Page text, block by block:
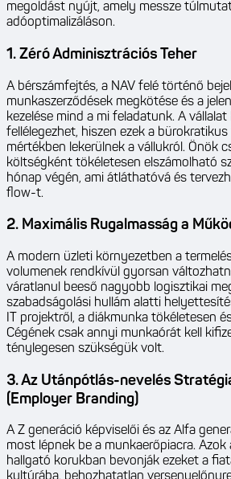
megoldást nyújt, amely messze
adóoptimalizáláson.
1. Zéró Adminisztrációs Teher
A bérszámfejtés, a NAV felé történő
munkaszerződések megkötése és a
kezelése mind a mi feladatunk. A
fellélegezhet, hiszen ezek a
mértékben lekerülnek a vállukról. Önök
költségként tökéletesen elszámolható
hónap végén, ami átláthatóvá és
flow-t.
2. Maximális Rugalmasság a
A modern üzleti környezetben a
volumenek rendkívül gyorsan
váratlanul beeső nagyobb logisztikai
szabadságolási hullám alatti
IT projektről, a diákmunka tökéletesen
Cégének csak annyi munkaórát kell
ténylegesen szükségük volt.
3. Az Utánpótlás-nevelés
(Employer Branding)
A Z generáció képviselői és az Alfa
most lépnek be a munkaerőpiacra. Azok
hallgató korukban bevonják ezeket a